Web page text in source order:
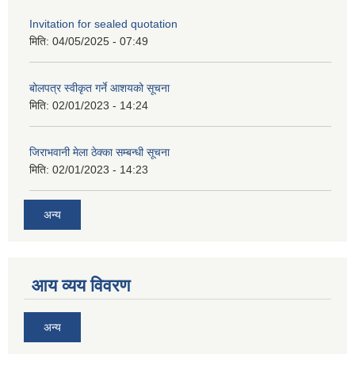
Invitation for sealed quotation
मिति: 04/05/2025 - 07:49
बोलपत्र स्वीकृत गर्ने आशयको सूचना
मिति: 02/01/2023 - 14:24
जिराभवानी मेला ठेक्का सम्बन्धी सूचना
मिति: 02/01/2023 - 14:23
अन्य
आय व्यय विवरण
अन्य